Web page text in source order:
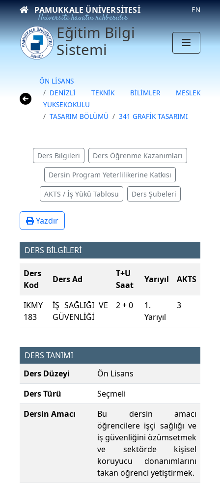
PAMUKKALE ÜNIVERSITESI
Üniversite hayatın rehberidir
EN
Eğitim Bilgi
Sistemi
ÖN LİSANS
DENİZLİ TEKNİK BİLİMLER MESLEK
YÜKSEKOKULU
TASARIM BÖLÜMÜ
341 GRAFİK TASARIMI
Ders Bilgileri Ders Öğrenme Kazanımları
Dersin Program Yeterlilikerine Katkısı
AKTS / İş Yükü Tablosu Ders Şubeleri
Yazdır
DERS BİLGİLERİ
Ders
Kod
Ders Ad
T+U
Saat
Yarıyıl AKTS
IKMY
183
İŞ SAĞLIĞI VE
GÜVENLİĞİ
2 + 0
1.
Yarıyıl
3
DERS TANIMI
Ders Düzeyi
Ön Lisans
Ders Türü
Seçmeli
Dersin Amacı
Bu dersin amacı
öğrencilere işçi sağlığı ve
iş güvenliğini özümsetmek
ve sektörde kişisel
koruyucu donanımlarını
takan öğrenci yetiştirmek.